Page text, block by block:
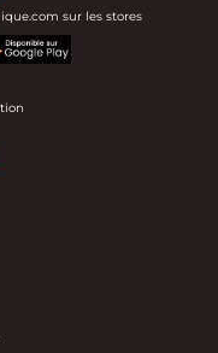
sur les stores